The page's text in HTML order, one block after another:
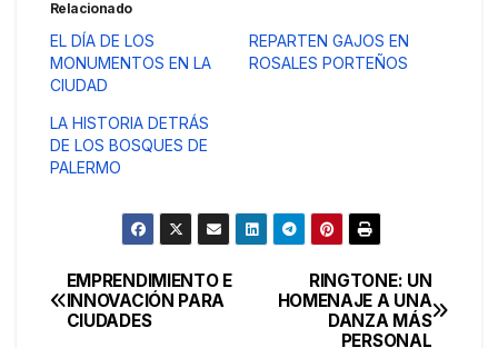
Relacionado
EL DÍA DE LOS
MONUMENTOS EN LA
CIUDAD
REPARTEN GAJOS EN
ROSALES PORTEÑOS
LA HISTORIA DETRÁS
DE LOS BOSQUES DE
PALERMO
Navegación
de
RINGTONE: UN
HOMENAJE A UNA
DANZA MÁS
PERSONAL
EMPRENDIMIENTO E
INNOVACIÓN PARA
CIUDADES